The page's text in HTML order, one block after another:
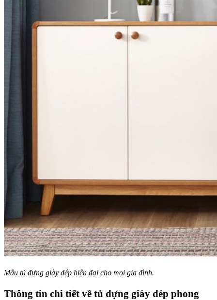
Mẫu tủ đựng giày dép hiện đại cho mọi gia đình.
Thông tin chi tiết về tủ đựng giày dép phong